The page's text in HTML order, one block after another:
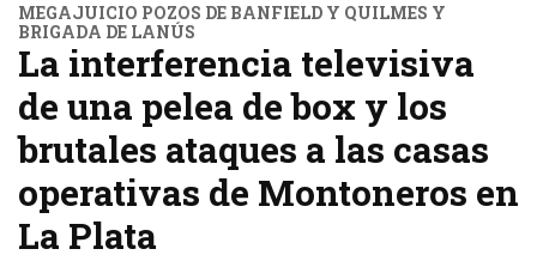
MEGAJUICIO POZOS DE BANFIELD Y QUILMES Y
BRIGADA DE LANÚS
La interferencia televisiva
de una pelea de box y los
brutales ataques a las casas
operativas de Montoneros en
La Plata